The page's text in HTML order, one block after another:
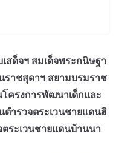
สด็จฯ สมเด็จพระกนิษฐา
ราชสุดาฯ สยามบรมราช
ครงการพัฒนาเด็กและ
ตำรวจตระเวนชายแดนฮิ
ตระเวนชายแดนบ้านนา